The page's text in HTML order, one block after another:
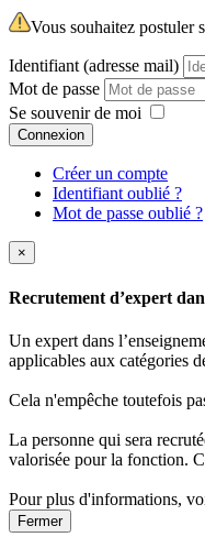
Vous souhaitez postuler
Identifiant (adresse mail)
Mot de passe
Se souvenir de moi
Connexion
Créer un compte
Identifiant oublié ?
Mot de passe oublié ?
×
Recrutement d’expert
Un expert dans
applicables aux catégories
Cela n'empêche toutefois
La personne qui sera
valorisée pour la fonction.
Pour plus d'informations,
Fermer